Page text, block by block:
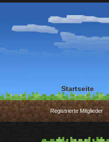
Startseite
Registrierte Mitglieder